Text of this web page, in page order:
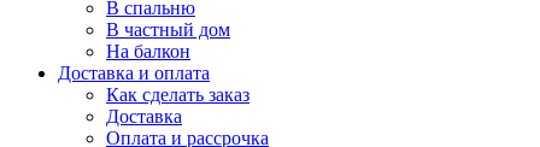
В спальню
В частный дом
На балкон
Доставка и оплата
Как сделать заказ
Доставка
Оплата и рассрочка